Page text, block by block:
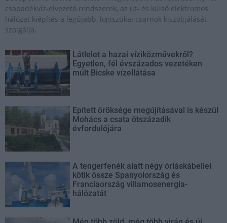
csapadékvíz-elvezető rendszerek, az út- és külső elektromos
hálózat kiépítés a legújabb, logisztikai csarnok kiszolgálását
szolgálja.
Látlelet a hazai víziközművekről?
Egyetlen, fél évszázados vezetéken
múlt Bicske vízellátása
Épített öröksége megújításával is készül
Mohács a csata ötszázadik
évfordulójára
A tengerfenék alatt négy óriáskábellel
kötik össze Spanyolország és
Franciaország villamosenergia-
hálózatát